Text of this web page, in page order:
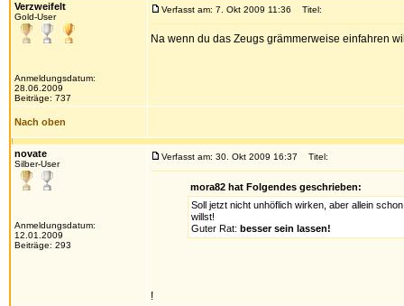
Verzweifelt
Gold-User
Anmeldungsdatum:
28.06.2009
Beiträge: 737
Verfasst am: 7. Okt 2009 11:36 Titel:
Na wenn du das Zeugs grämmerweise einfahren
Nach oben
novate
Silber-User
Anmeldungsdatum:
12.01.2009
Beiträge: 293
Verfasst am: 30. Okt 2009 16:37 Titel:
mora82 hat Folgendes geschrieben:
Soll jetzt nicht unhöflich wirken, aber allein
willst!
Guter Rat: besser sein lassen!
!